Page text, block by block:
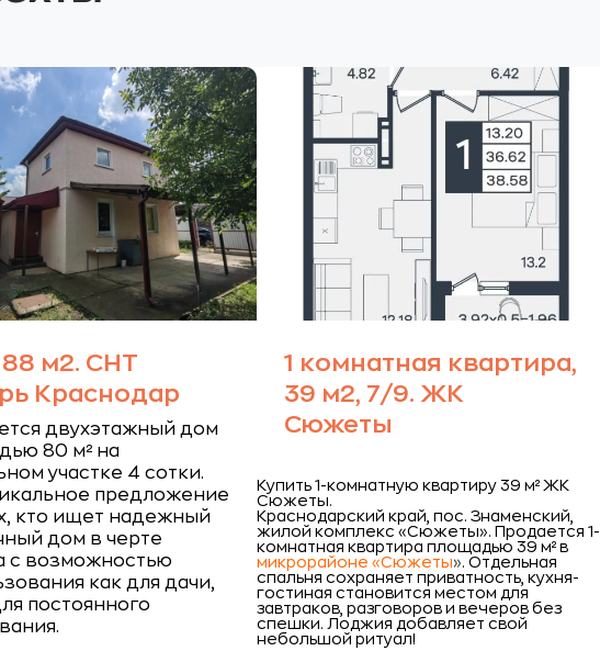
м2. СНТ
Краснодар
двухэтажный дом
80 м² на
участке 4 сотки.
предложение
кто ищет надежный
дом в черте
с возможностью
как для дачи,
постоянного
1 комнатная квартира,
39 м2, 7/9. ЖК
Сюжеты
Купить 1-комнатную квартиру 39 м² ЖК
Сюжеты.
Краснодарский край, пос. Знаменский,
жилой комплекс «Сюжеты». Продается 1-
комнатная квартира площадью 39 м² в
микрорайоне «Сюжеты». Отдельная
спальня сохраняет приватность, кухня-
гостиная становится местом для
завтраков, разговоров и вечеров без
спешки. Лоджия добавляет свой
небольшой ритуал!